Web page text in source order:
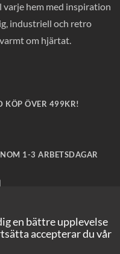
varje hem med inspiration
industriell och retro
om hjärtat.
KÖP ÖVER 499KR!
1-3 ARBETSDAGAR
CHECKOUT!
en bättre upplevelse
accepterar du vår